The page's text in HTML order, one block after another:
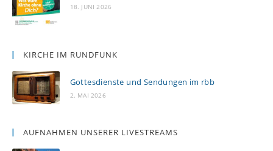
18. JUNI 2026
KIRCHE IM RUNDFUNK
Gottesdienste und Sendungen im rbb
2. MAI 2026
AUFNAHMEN UNSERER LIVESTREAMS